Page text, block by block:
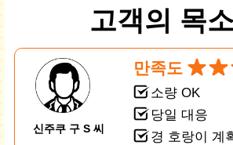
고객의 목
신주쿠 구 S 씨
만족도
소량 OK
당일 대응
경 호랑이 계